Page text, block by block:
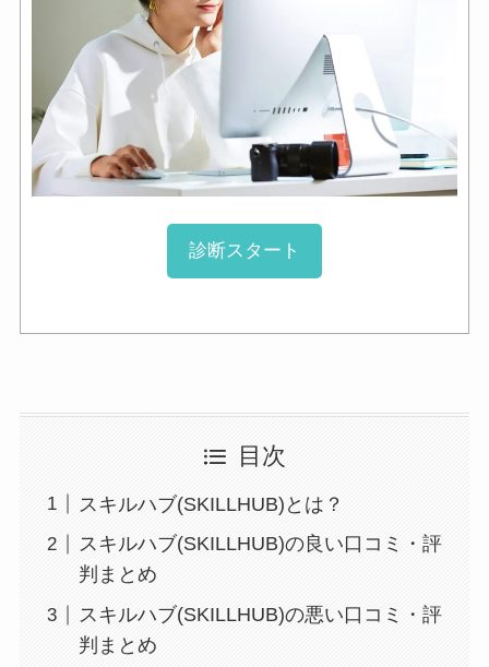
診断スタート
目次
スキルハブ(SKILLHUB)とは？
スキルハブ(SKILLHUB)の良い口コミ・評
判まとめ
スキルハブ(SKILLHUB)の悪い口コミ・評
判まとめ